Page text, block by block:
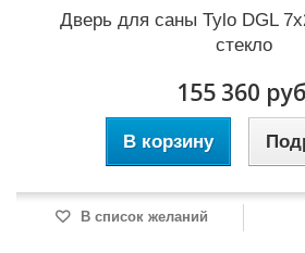
Дверь для саны Tylo DGL
стекло
155 360
В корзину
В список желаний